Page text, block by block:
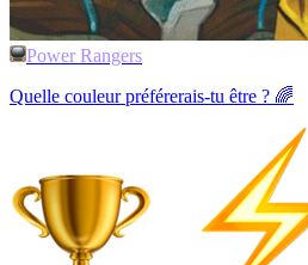
Power Rangers
Quelle couleur préférerais-tu être ? 🌈